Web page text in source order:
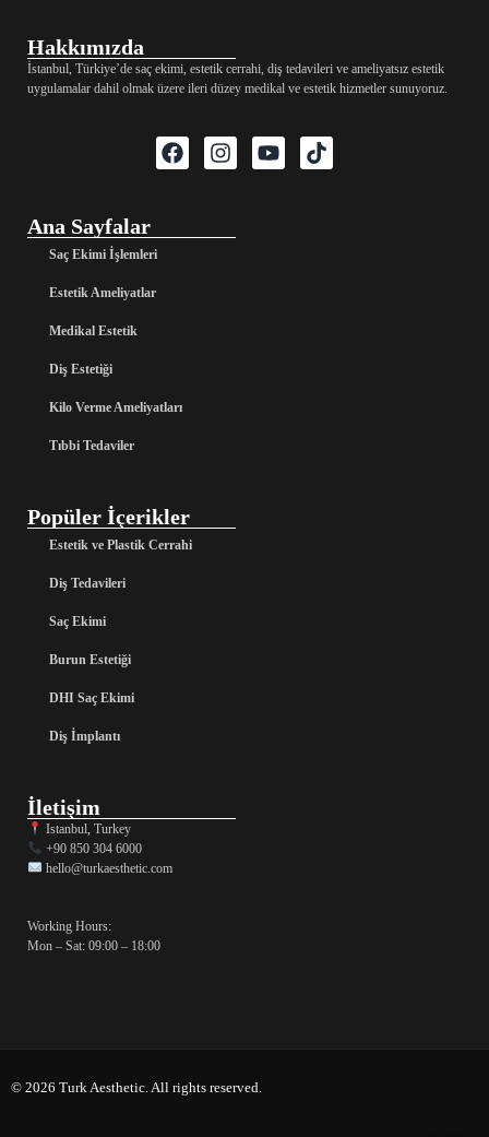
Hakkımızda
İstanbul, Türkiye’de saç ekimi, estetik cerrahi, diş tedavileri ve ameliyatsız estetik
uygulamalar dahil olmak üzere ileri düzey medikal ve estetik hizmetler sunuyoruz.
Ana Sayfalar
Saç Ekimi İşlemleri
Estetik Ameliyatlar
Medikal Estetik
Diş Estetiği
Kilo Verme Ameliyatları
Tıbbi Tedaviler
Popüler İçerikler
Estetik ve Plastik Cerrahi
Diş Tedavileri
Saç Ekimi
Burun Estetiği
DHI Saç Ekimi
Diş İmplantı
İletişim
Istanbul, Turkey
+90 850 304 6000
hello@turkaesthetic.com
Working Hours:
Mon – Sat: 09:00 – 18:00
© 2026 Turk Aesthetic. All rights reserved.